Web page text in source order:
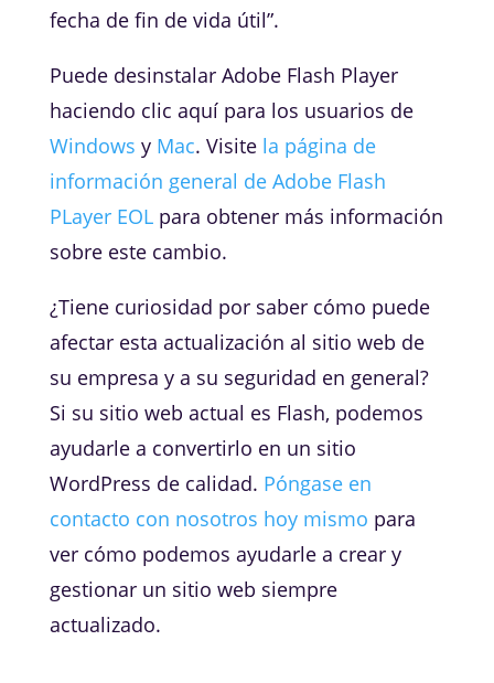
fecha de fin de vida útil”.
Puede desinstalar Adobe Flash Player
haciendo clic aquí para los usuarios de
Windows y Mac. Visite la página de
información general de Adobe Flash
PLayer EOLpara obtener más información
sobre este cambio.
¿Tiene curiosidad por saber cómo puede
afectar esta actualización al sitio web de
su empresa y a su seguridad en general?
Si su sitio web actual es Flash, podemos
ayudarle a convertirlo en un sitio
WordPress de calidad. Póngase en
contacto con nosotros hoy mismo para
ver cómo podemos ayudarle a crear y
gestionar un sitio web siempre
actualizado.